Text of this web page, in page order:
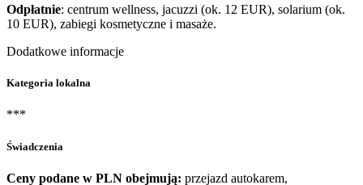
Odpłatnie: centrum wellness, jacuzzi (ok. 12 EUR), solarium (ok.
10 EUR), zabiegi kosmetyczne i masaże.
Dodatkowe informacje
Kategoria lokalna
***
Świadczenia
Ceny podane w PLN obejmują: przejazd autokarem,